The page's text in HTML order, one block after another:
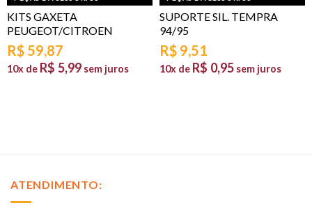
KITS GAXETA
PEUGEOT/CITROEN
R$ 59,87
10x de R$ 5,99 sem juros
SUPORTE SIL. TEMPRA
94/95
R$ 9,51
10x de R$ 0,95 sem juros
ATENDIMENTO: